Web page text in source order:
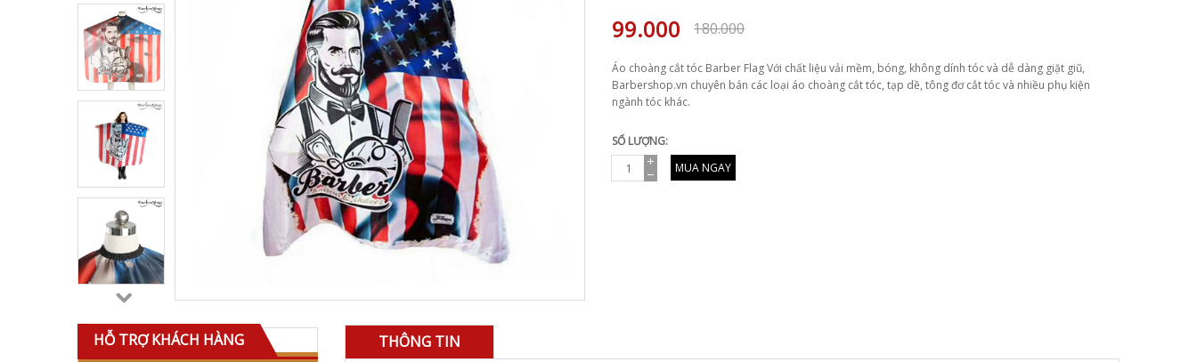
180.000
99.000
Áo choàng cắt tóc Barber Flag Với chất liệu vải mềm, bóng, không dính tóc và dễ dàng giặt giũ,
Barbershop.vn chuyên bán các loại áo choàng cắt tóc, tạp dề, tông đơ cắt tóc và nhiều phụ kiện
ngành tóc khác.
SỐ LƯỢNG:
MUA NGAY
HỖ TRỢ KHÁCH HÀNG THÔNG TIN